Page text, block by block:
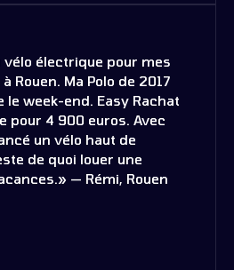
vélo électrique pour mes
Rouen. Ma Polo de 2017
le week-end. Easy Rachat
pour 4 900 euros. Avec
un vélo haut de
de quoi louer une
— Rémi, Rouen